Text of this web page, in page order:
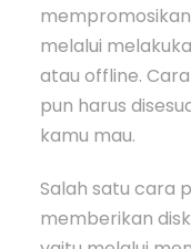
melalui
atau offline.
pun harus
kamu mau.
Salah satu cara
memberikan